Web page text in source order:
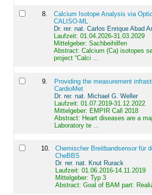
8.
Calcium Isotope Analysis via
CALISO-ML
Dr. rer. nat. Carlos Enrique Abad
Laufzeit: 01.04.2026-31.03.2029
Mittelgeber: Sachbeihilfen
Abstract:Calcium (Ca) isotopes
project “Calci ...
9
Providing the measurement
CardioMet
Dr. rer. nat. Michael G. Weller
Laufzeit: 01.07.2019-31.12.2022
Mittelgeber: EMPIR Call 2018
Abstract: Heart diseases are a
Laboratory te ...
10.
Chemischer Breitbandsensor für
CheBBS
Dr. rer. nat. Knut Rurack
Laufzeit: 01.06.2016-14.11.2019
Mittelgeber: Typ 3
Abstract:Goal of BAM part: